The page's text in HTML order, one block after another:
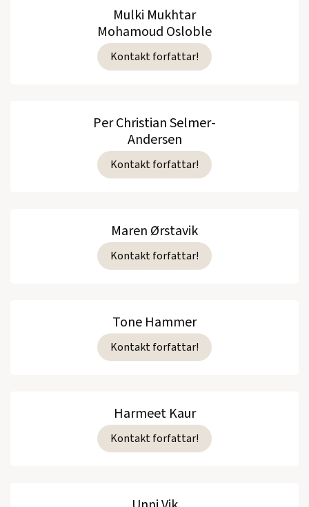
Mulki Mukhtar
Mohamoud Osloble
Kontakt forfattar!
Per Christian Selmer-
Andersen
Kontakt forfattar!
Maren Ørstavik
Kontakt forfattar!
Tone Hammer
Kontakt forfattar!
Harmeet Kaur
Kontakt forfattar!